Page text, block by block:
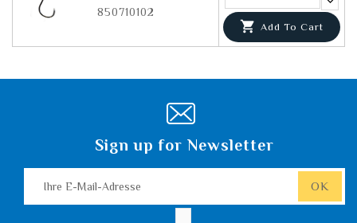
850710102
 Add To Cart
Sign up for Newsletter